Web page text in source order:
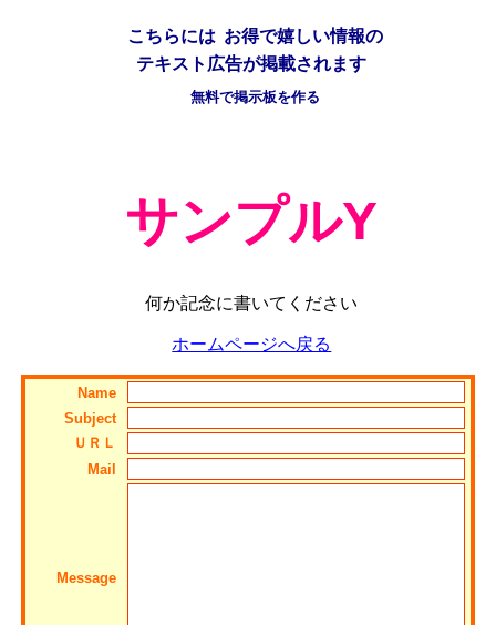
こちらには お得で嬉しい情報の
テキスト広告が掲載されます
無料で掲示板を作る
サンプルY
何か記念に書いてください
ホームページへ戻る
Name
Subject
ＵＲＬ
Mail
Message